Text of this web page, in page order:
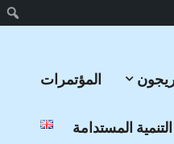
المؤتمرات
التنمية المستدامة